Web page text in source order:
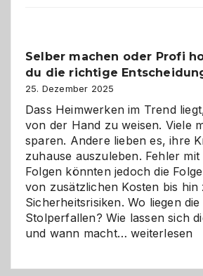
Herausforderungen
und
Zukunft
Selber machen oder Profi
du die richtige
25. Dezember 2025
Dass Heimwerken im Trend
von der Hand zu weisen. Viele
sparen. Andere lieben es, ihre
zuhause auszuleben. Fehler
Folgen könnten jedoch die
von zusätzlichen Kosten bis hin
Sicherheitsrisiken. Wo liegen
Stolperfallen? Wie lassen sich
und wann macht…Selber
weiterlesen